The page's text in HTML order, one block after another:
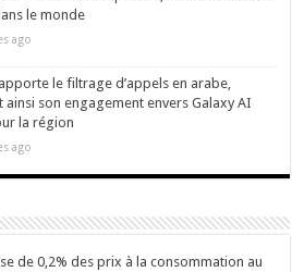
le monde
ago
le filtrage d’appels en arabe,
son engagement envers Galaxy AI
la région
ago
de 0,2% des prix à la consommation au